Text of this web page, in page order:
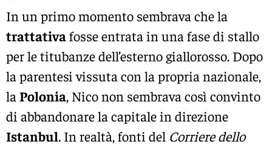
In un primo momento sembrava che la
trattativafosse entrata in una fase di stallo
per le titubanze dell’esterno giallorosso. Dopo
la parentesi vissuta con la propria nazionale,
la Polonia, Nico non sembrava così convinto
di abbandonare la capitale in direzione
Istanbul. In realtà, fonti del Corriere dello